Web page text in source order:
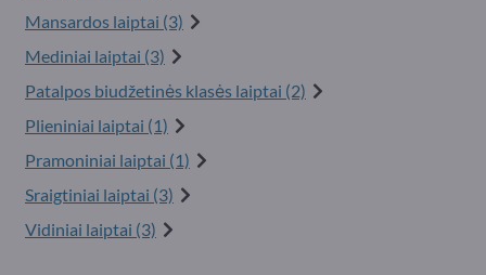
Mansardos laiptai (3)
Mediniai laiptai (3)
Patalpos biudžetinės klasės laiptai (2)
Plieniniai laiptai (1)
Pramoniniai laiptai (1)
Sraigtiniai laiptai (3)
Vidiniai laiptai (3)